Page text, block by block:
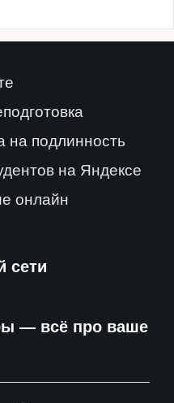
на подлинность
на Яндексе
онлайн
сети
— всё про ваше